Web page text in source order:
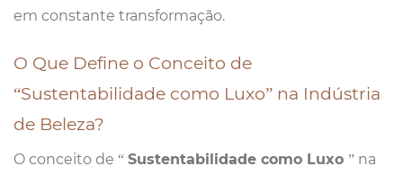
em constante transformação.
O Que Define o Conceito de
“Sustentabilidade como Luxo” na Indústria
de Beleza?
O conceito de “ Sustentabilidade como Luxo ” na